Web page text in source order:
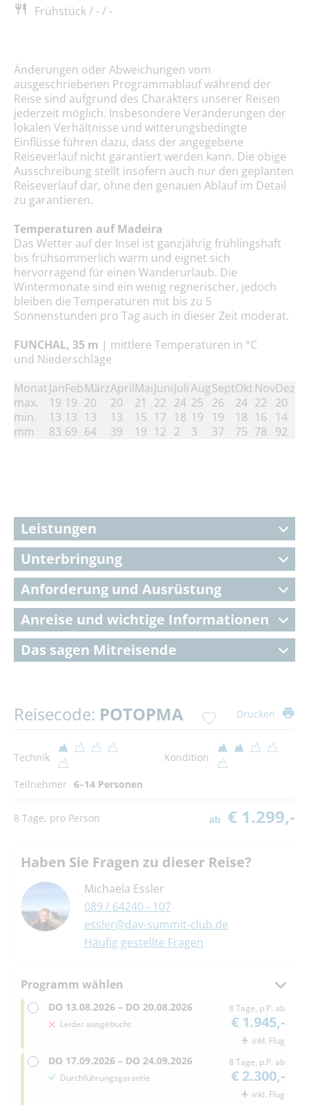
Frühstück / - / -
Änderungen oder Abweichungen vom
ausgeschriebenen Programmablauf während der
Reise sind aufgrund des Charakters unserer Reisen
jederzeit möglich. Insbesondere Veränderungen der
lokalen Verhältnisse und witterungsbedingte
Einflüsse führen dazu, dass der angegebene
Reiseverlauf nicht garantiert werden kann. Die obige
Ausschreibung stellt insofern auch nur den geplanten
Reiseverlauf dar, ohne den genauen Ablauf im Detail
zu garantieren.
Temperaturen auf Madeira
Das Wetter auf der Insel ist ganzjährig frühlingshaft
bis frühsommerlich warm und eignet sich
hervorragend für einen Wanderurlaub. Die
Wintermonate sind ein wenig regnerischer, jedoch
bleiben die Temperaturen mit bis zu 5
Sonnenstunden pro Tag auch in dieser Zeit moderat.
FUNCHAL, 35 m | mittlere Temperaturen in °C
und Niederschläge
MonatJanFebMärzAprilMaiJuniJuliAugSeptOkt NovDez
max.
19 19 20 20 21 22 24 25 26 24 22
20
min.
13 13 13 13 15 17 18 19 19 18 16
14
mm
83 69 64 39 19 12 2 3 37 75 78 92
Leistungen
Unterbringung
Anforderung und Ausrüstung
Anreise und wichtige Informationen
Das sagen Mitreisende
Reisecode: POTOPMA Drucken
Technik Kondition
Teilnehmer 6–14 Personen
8 Tage, pro Person ab € 1.299,-
Haben Sie Fragen zu dieser Reise?
Michaela Essler
089 / 64240 - 107
essler@dav-summit-club.de
Häufig gestellte Fragen
Programm wählen
DO 13.08.2026 – DO 20.08.2026
Leider ausgebucht
8 Tage, p.P. ab
€ 1.945,-
inkl. Flug
DO 17.09.2026 – DO 24.09.2026
Durchführungsgarantie
8 Tage, p.P. ab
€ 2.300,-
inkl. Flug